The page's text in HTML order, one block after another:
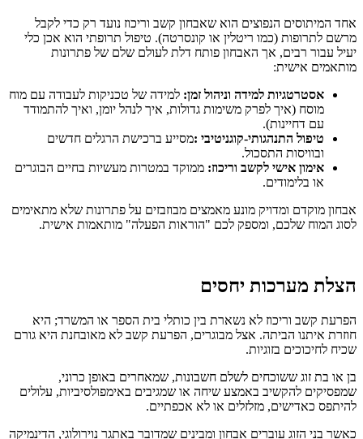
אחד המיתוסים הנפוצים הוא שאבחון קשב וריכוז נועד רק כדי לקבל
מרשם לתרופות (כמו ריטלין או קונסרטה). טיפול תרופתי הוא אכן כלי
יעיל עבור רבים, אך האבחון פותח דלת לעולם שלם של פתרונות
מותאמים אישית:
אסטרטגיות למידה וניהול זמן: למידה של טכניקות לעבודה עם מוח
מוסח (איך לפרק משימות גדולות, איך לנהל יומן, ואיך להתמודד
עם דחיינות).
טיפול התנהגותי-קוגניטיבי :מסייע ברכישת הרגלים חדשים
ובוויסות התסכול.
אימון אישי לקשב וריכוז: ממוקד במטרות מעשיות בחיים הבוגרים
או בלימודים.
אבחון מוקדם ומדויק מונע מאמצים מבוזבזים על פתרונות שלא מתאימים
לסוג המוח שלכם, ומספק לכם "הוראות הפעלה" מותאמות אישית.
הצלת מערכות יחסים
הפרעת קשב וריכוז לא נשארת בין כותלי בית הספר או המשרד; היא
חוזרת איתנו הביתה. אצל מבוגרים, הפרעת קשב לא מאובחנת היא גורם
שכיח לחיכוכים בזוגיות.
בן או בת זוג ששוכחים לשלם חשבונות, שמאחרים באופן כרוני,
שמפסיקים להקשיב באמצע שיחה או שמגיבים באימפולסיביות, עלולים
להיתפס כאדישים, מזלזלים או לא אכפתיים.
כאשר בני הזוג עוברים אבחון ומבינים שמדובר באתגר נוירולוגי, הדינמיקה